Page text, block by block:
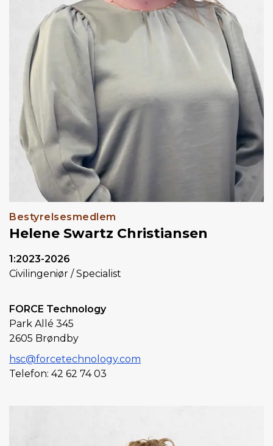
Bestyrelsesmedlem
Helene Swartz Christiansen
1:2023-2026
Civilingeniør / Specialist
FORCE Technology
Park Allé 345
2605 Brøndby
hsc@forcetechnology.com
Telefon: 42 62 74 03